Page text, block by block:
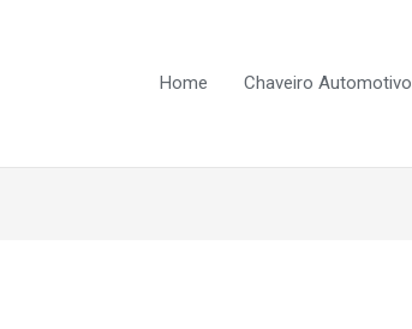
Home Chaveiro Automotivo